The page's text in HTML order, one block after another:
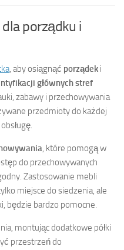
porządku i
, aby osiągnąć porządek i
głównych stref
zabawy i przechowywania
przedmioty do każdej
, które pomogą w
do przechowywanych
Zastosowanie mebli
miejsce do siedzenia, ale
będzie bardzo pomocne.
montując dodatkowe półki
przestrzeń do